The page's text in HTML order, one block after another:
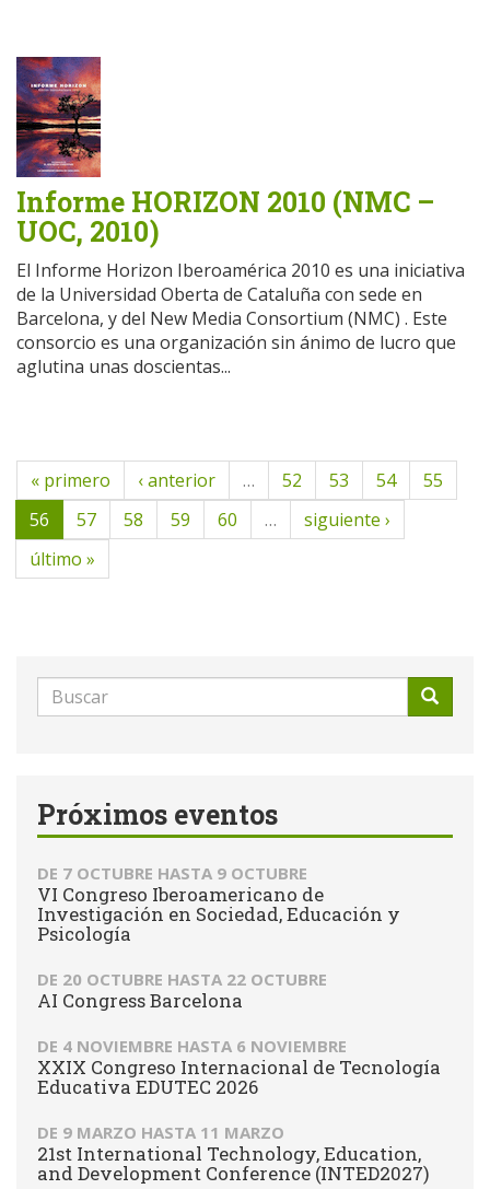
Informe HORIZON 2010 (NMC –
UOC, 2010)
El Informe Horizon Iberoamérica 2010 es una iniciativa
de la Universidad Oberta de Cataluña con sede en
Barcelona, y del New Media Consortium (NMC) . Este
consorcio es una organización sin ánimo de lucro que
aglutina unas doscientas...
« primero ‹ anterior … 52 53 54
55
56
57 58 59 60 …
siguiente ›
último »
Formulario
de
Próximos eventos
DE 7 OCTUBRE HASTA 9 OCTUBRE
VI Congreso Iberoamericano de
Investigación en Sociedad, Educación y
Psicología
DE 20 OCTUBRE HASTA 22 OCTUBRE
AI Congress Barcelona
DE 4 NOVIEMBRE HASTA 6 NOVIEMBRE
XXIX Congreso Internacional de Tecnología
Educativa EDUTEC 2026
DE 9 MARZO HASTA 11 MARZO
21st International Technology, Education,
and Development Conference (INTED2027)